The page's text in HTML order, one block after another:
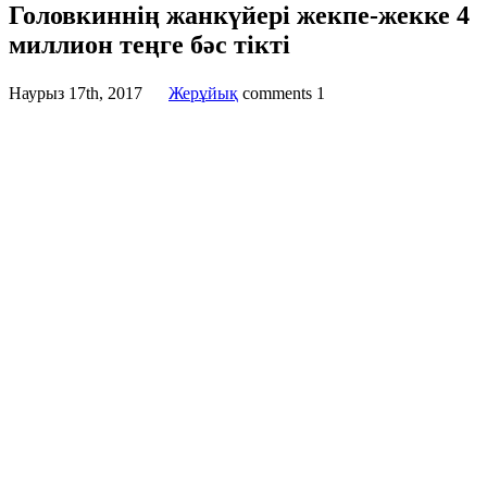
Головкиннің жанкүйері жекпе-жекке 4
миллион теңге бәс тікті
Наурыз 17th, 2017 Жерұйық comments 1